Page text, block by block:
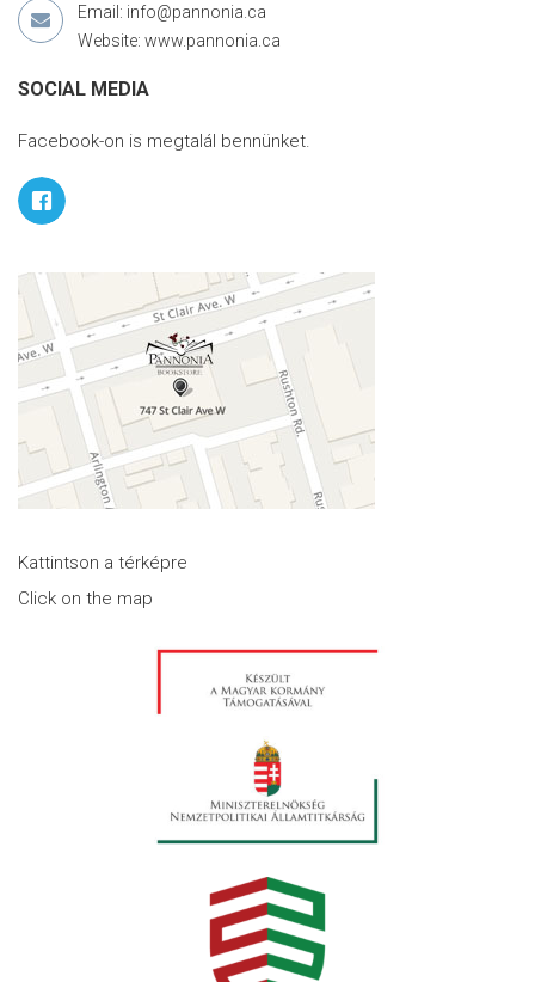
Email: info@pannonia.ca
Website: www.pannonia.ca
SOCIAL MEDIA
Facebook-on is megtalál bennünket.
Kattintson a térképre
Click on the map